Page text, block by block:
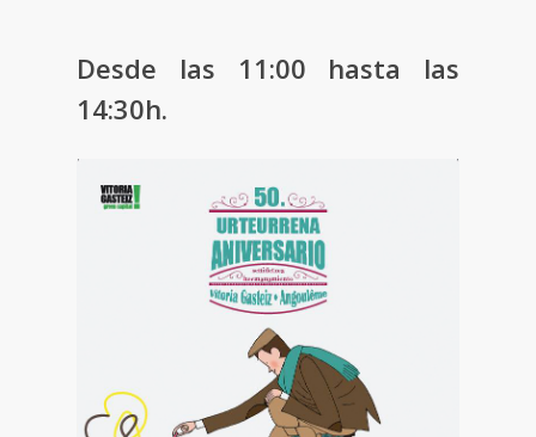
Desde las 11:00 hasta las
14:30h.